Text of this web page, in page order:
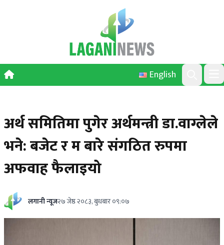
English
Search
अर्थ समितिमा पुगेर अर्थमन्त्री डा.वाग्लेले
भने: बजेट र म बारे संगठित रुपमा
अफवाह फैलाइयो
लगानी न्यूज२७ जेष्ठ २०८३, बुधबार ०९:०७